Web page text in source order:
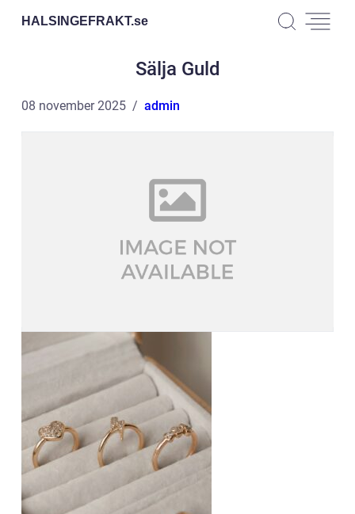
HALSINGEFRAKT.se
Sälja Guld
08 november 2025 admin